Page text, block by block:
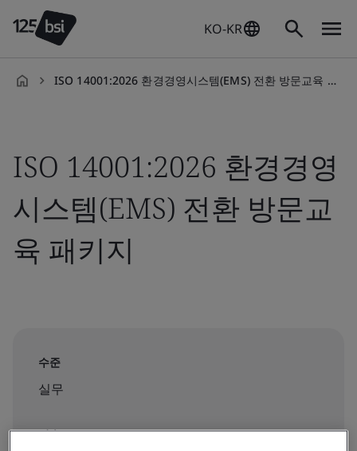
KO-KR
ISO 14001:2026 환경경영시스템(EMS) 전환 방문교육 패키지
ISO 14001:2026 환경경영
시스템(EMS) 전환 방문교
육 패키지
수준
실무
지속